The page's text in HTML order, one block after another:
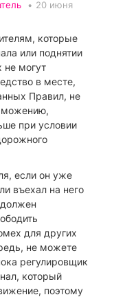
• 20 июня
которые
или поднятии
не могут
в месте,
Правил, не
при условии
если он уже
въехал на него
для других
не можете
регулировщик
который
поэтому